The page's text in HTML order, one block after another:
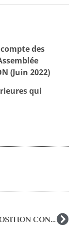
des
(Juin 2022)
qui
COMPOSITION CONSEIL ADMINISTRATION 2023-2025